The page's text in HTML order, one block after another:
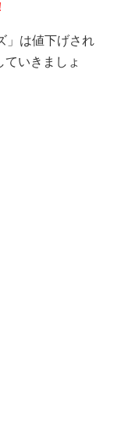
」は値下げされ
いきましょ